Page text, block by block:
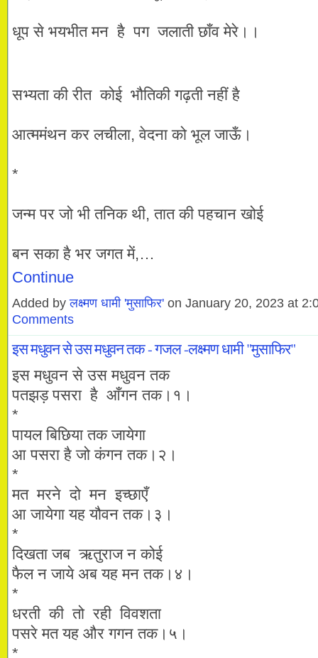
धूप से भयभीत मन है पग जलाती छाँव मेरे।।
सभ्यता की रीत कोई भौतिकी गढ़ती नहीं है
आत्ममंथन कर लचीला, वेदना को भूल जाऊँ।
*
जन्म पर जो भी तनिक थी, तात की पहचान खोई
बन सका है भर जगत में,…
Continue
Added byलक्ष्मण धामी 'मुसाफिर' on January 20, 2023 at
Comments
इस मधुवन से उस मधुवन तक - गजल -लक्ष्मण धामी "मुसाफिर"
इस मधुवन से उस मधुवन तक
पतझड़ पसरा है आँगन तक।१।
*
पायल बिछिया तक जायेगा
आ पसरा है जो कंगन तक।२।
*
मत मरने दो मन इच्छाएँ
आ जायेगा यह यौवन तक।३।
*
दिखता जब ऋतुराज न कोई
फैल न जाये अब यह मन तक।४।
*
धरती की तो रही विवशता
पसरे मत यह और गगन तक।५।
*